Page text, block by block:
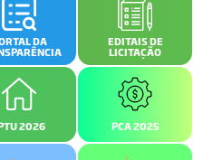
DA EDITAIS DE
LICITAÇÃO
2026 PCA 2025